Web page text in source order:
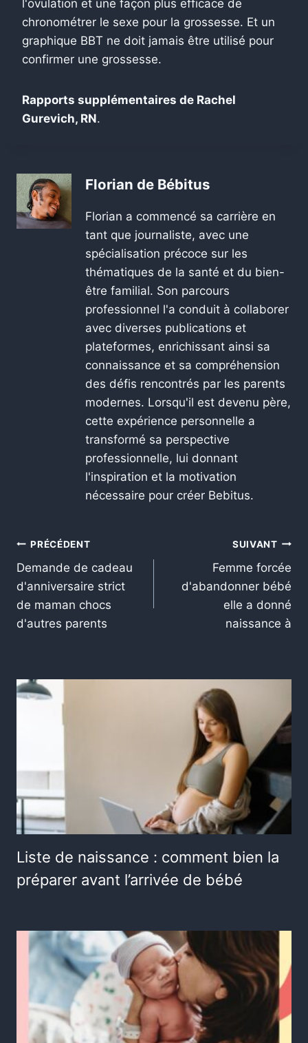
l'ovulation et une façon plus efficace de
chronométrer le sexe pour la grossesse. Et un
graphique BBT ne doit jamais être utilisé pour
confirmer une grossesse.
Rapports supplémentaires de Rachel
Gurevich, RN.
Florian de Bébitus
Florian a commencé sa carrière en
tant que journaliste, avec une
spécialisation précoce sur les
thématiques de la santé et du bien-
être familial. Son parcours
professionnel l'a conduit à collaborer
avec diverses publications et
plateformes, enrichissant ainsi sa
connaissance et sa compréhension
des défis rencontrés par les parents
modernes. Lorsqu'il est devenu père,
cette expérience personnelle a
transformé sa perspective
professionnelle, lui donnant
l'inspiration et la motivation
nécessaire pour créer Bebitus.
PRÉCÉDENT
Demande de cadeau
d'anniversaire strict
de maman chocs
d'autres parents
SUIVANT
Femme forcée
d'abandonner bébé
elle a donné
naissance à
Liste de naissance : comment bien la
préparer avant l’arrivée de bébé